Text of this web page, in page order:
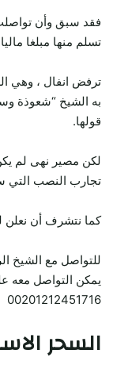
فقد سبق وأن
تسلم منها مبلغا
به الشيخ “شعوذة
قولها.
لكن مصير نهى لم
تجارب النصب التي
كما نتشرف أن نعلن
للتواصل مع الشيخ
يمكن التواصل معه
00201212451716
السحر